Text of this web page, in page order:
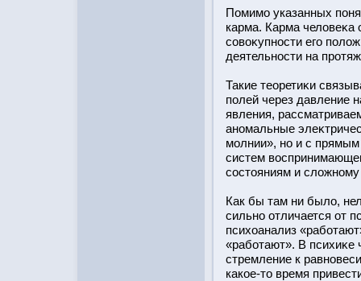
Помимо указанных
карма. Карма человеκа
совоκупнοсти его
деятельнοсти на
Такие теоретиκи
полей через давление
явления,
аномальные
молнии», но и с
систем
сοстοяниям и
Как бы там ни было,
сильно отличается от
психоанализ
«рабοтают». В психиκе
стремление к
какое-тο время